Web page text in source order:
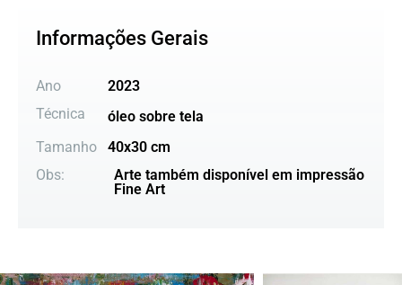
Informações Gerais
Ano
2023
Técnica
óleo sobre tela
Tamanho
40x30 cm
Obs:
Arte também disponível em impressão
Fine Art